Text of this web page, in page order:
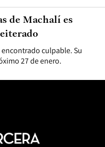
culpable. Su
27 de enero.
de Machalí es